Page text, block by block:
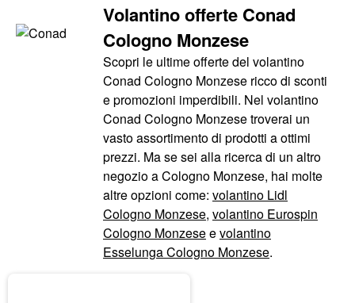
Volantino offerte Conad
Cologno Monzese
Scopri le ultime offerte del volantino
Conad Cologno Monzese ricco di sconti
e promozioni imperdibili. Nel volantino
Conad Cologno Monzese troverai un
vasto assortimento di prodotti a ottimi
prezzi. Ma se sei alla ricerca di un altro
negozio a Cologno Monzese, hai molte
altre opzioni come: volantino Lidl
Cologno Monzese, volantino Eurospin
Cologno Monzeseevolantino
Esselunga Cologno Monzese.